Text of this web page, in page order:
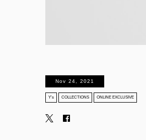
Nov 24, 2021
Y’s COLLECTIONS ONLINE EXCLUSIVE